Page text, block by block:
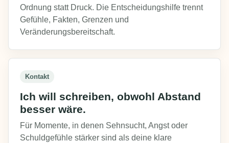
Ordnung statt Druck. Die Entscheidungshilfe trennt
Gefühle, Fakten, Grenzen und
Veränderungsbereitschaft.
Kontakt
Ich will schreiben, obwohl Abstand
besser wäre.
Für Momente, in denen Sehnsucht, Angst oder
Schuldgefühle stärker sind als deine klare